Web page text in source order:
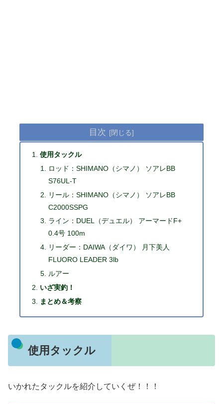
目次
使用タックル
ロッド：SHIMANO（シマノ） ソアレBB
S76UL-T
リール：SHIMANO（シマノ） ソアレBB
C2000SSPG
ライン：DUEL（デュエル） アーマードF+
0.4号 100m
リーダー：DAIWA（ダイワ） 月下美人
FLUORO LEADER 3lb
ルアー
いざ実釣！
まとめ＆考察
使用タックル
いかれたタックルを紹介していくぜ！！！